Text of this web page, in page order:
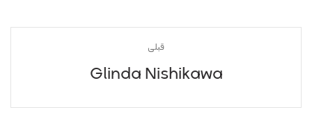
قبلی
Glinda Nishikawa